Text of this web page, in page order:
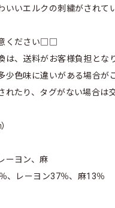
いいエルクの刺繍がされて
ください□□
、送料がお客様負担とな
色味に違いがある場合が
たり、タグがない場合は
ーヨン、麻
、レーヨン37％、麻13％